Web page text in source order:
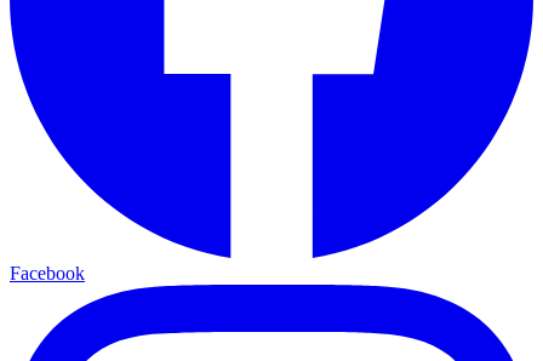
Facebook